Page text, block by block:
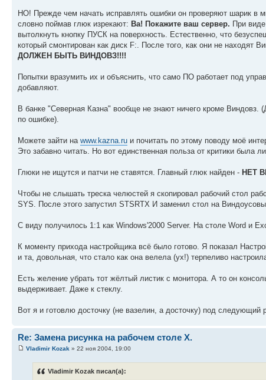
НО! Прежде чем начать исправлять ошибки он проверяют шарик в
словно поймав глюк изрекают: Ва! Покажите ваш сервер. При
вытолкнуть кнопку ПУСК на поверхность. Естественно, что
который смонтирован как диск F:. После того, как они не находят
ДОЛЖЕН БЫТЬ ВИНДОВЗ!!!!
Попытки вразумить их и объяснить, что само ПО работает под
добавляют.
В банке "Северная Казна" вообще не знают ничего кроме Виндовз.
по ошибке).
Можете зайти на www.kazna.ru и почитать по этому поводу моё
Это забавно читать. Но вот единственная польза от критики
Глюки не ищутся и патчи не ставятся. Главный глюк найден - НЕТ
Чтобы не слышать треска челюстей я скопировал рабочий стол
SYS. После этого запустил STSRTX И заменил стол на
С виду получилось 1:1 как Windows'2000 Server. На столе Word и
К моменту прихода настройщика всё было готово. Я показал
и та, довольная, что стало как она велела (ух!) терпеливо
Есть желение убрать тот жёлтый листик с монитора. А то он
выдерживает. Даже к стеклу.
Вот я и готовлю досточку (не вазелин, а досточку) под следующий
Re: Замена рисунка на рабочем столе X.
Vladimir Kozak » 22 ноя 2004, 19:00
Vladimir Kozak писал(а):